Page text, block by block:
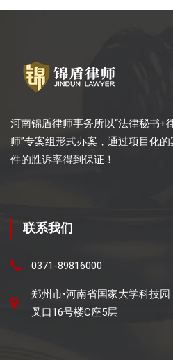
河南锦盾律师事务所以“法律秘书+
师”专案组形式办案，通过项目化
件的胜诉率得到保证！
联系我们
0371-89816000
郑州市•河南省国家大学科技
叉口16号楼C座5层